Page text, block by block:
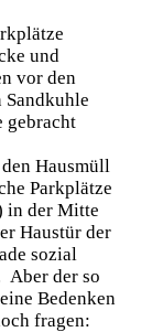
und
vor den
gebracht
Hausmüll
Parkplätze
in der Mitte
Haustür der
sozial
Aber der so
Bedenken
fragen: